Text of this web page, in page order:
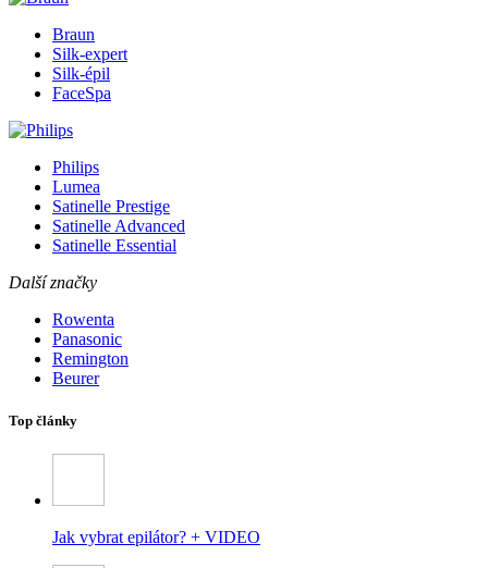
Braun
Silk-expert
Silk-épil
FaceSpa
Philips
Lumea
Satinelle Prestige
Satinelle Advanced
Satinelle Essential
Další značky
Rowenta
Panasonic
Remington
Beurer
Top články
Jak vybrat epilátor? + VIDEO